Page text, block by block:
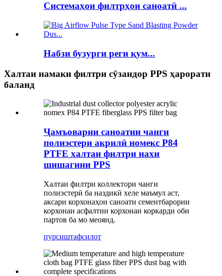
Системаҳои филтрҳои саноатӣ ...
Набзи бузурги реги қум...
Халтаи намаки филтри сӯзандор PPS ҳарорати
баланд
Ҷамъоварии саноатии чанги
полиэстери акрилӣ номекс P84
PTFE халтаи филтри нахи
шишагини PPS
Халтаи филтри коллектори чанги
полиэстерӣ ба наздикӣ хеле маъмул аст,
аксари корхонаҳои саноати сементбарории
корхонаи асфалтии корхонаи коркарди оби
партов ба мо меоянд.
пурсиштафсилот